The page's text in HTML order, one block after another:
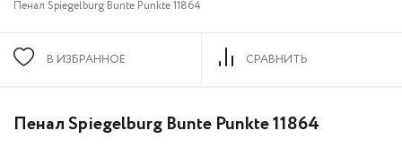
Пенал Spiegelburg Bunte Punkte 11864
В ИЗБРАННОЕ СРАВНИТЬ
Пенал Spiegelburg Bunte Punkte 11864